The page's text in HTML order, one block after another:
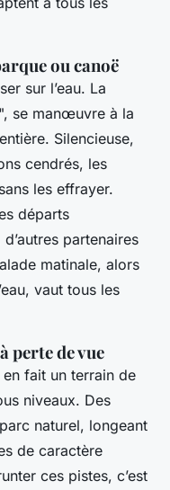
ou canoë
sur l’eau. La
se manœuvre à la
Silencieuse,
cendrés, les
les effrayer.
départs
partenaires
matinale, alors
vaut tous les
perte de vue
fait un terrain de
niveaux. Des
naturel, longeant
de caractère
ces pistes, c’est